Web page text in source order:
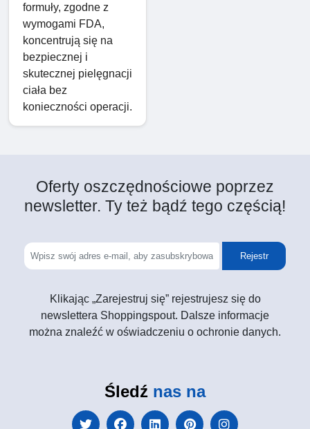
formuły, zgodne z
wymogami FDA,
koncentrują się na
bezpiecznej i
skutecznej pielęgnacji
ciała bez
konieczności operacji.
Oferty oszczędnościowe poprzez
newsletter. Ty też bądź tego częścią!
Rejestr
Klikając „Zarejestruj się” rejestrujesz się do
newslettera Shoppingspout. Dalsze informacje
można znaleźć w oświadczeniu o ochronie danych.
Śledź nas na